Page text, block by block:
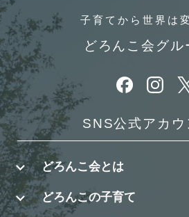
子育てから 世界は
どろんこ会グル
別ウィンド
別ウ
SNS公式アカウ
どろんこ会とは
どろんこの子育て